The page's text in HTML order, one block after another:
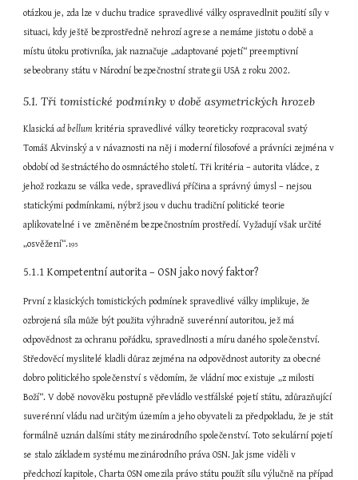
otázkou je, zda lze v duchu tradice spravedlivé války ospravedlnit použití síly v
situaci, kdy ještě bezprostředně nehrozí agrese a nemáme jistotu o době a
místu útoku protivníka, jak naznačuje „adaptované pojetí“ preemptivní
sebeobrany státu v Národní bezpečnostní strategii USA z roku 2002.
5.1. Tři tomistické podmínky v době asymetrických hrozeb
Klasická ad bellum kritéria spravedlivé války teoreticky rozpracoval svatý
Tomáš Akvinský a v návaznosti na něj i moderní filosofové a právníci zejména v
období od šestnáctého do osmnáctého století. Tři kritéria – autorita vládce, z
jehož rozkazu se válka vede, spravedlivá příčina a správný úmysl – nejsou
statickými podmínkami, nýbrž jsou v duchu tradiční politické teorie
aplikovatelné i ve změněném bezpečnostním prostředí. Vyžadují však určité
„osvěžení“.195
5.1.1 Kompetentní autorita – OSN jako nový faktor?
První z klasických tomistických podmínek spravedlivé války implikuje, že
ozbrojená síla může být použita výhradně suverénní autoritou, jež má
odpovědnost za ochranu pořádku, spravedlnosti a míru daného společenství.
Středověcí myslitelé kladli důraz zejména na odpovědnost autority za obecné
dobro politického společenství s vědomím, že vládní moc existuje „z milosti
Boží“. V době novověku postupně převládlo vestfálské pojetí státu, zdůrazňující
suverénní vládu nad určitým územím a jeho obyvateli za předpokladu, že je stát
formálně uznán dalšími státy mezinárodního společenství. Toto sekulární pojetí
se stalo základem systému mezinárodního práva OSN. Jak jsme viděli v
předchozí kapitole, Charta OSN omezila právo státu použít sílu výlučně na případ